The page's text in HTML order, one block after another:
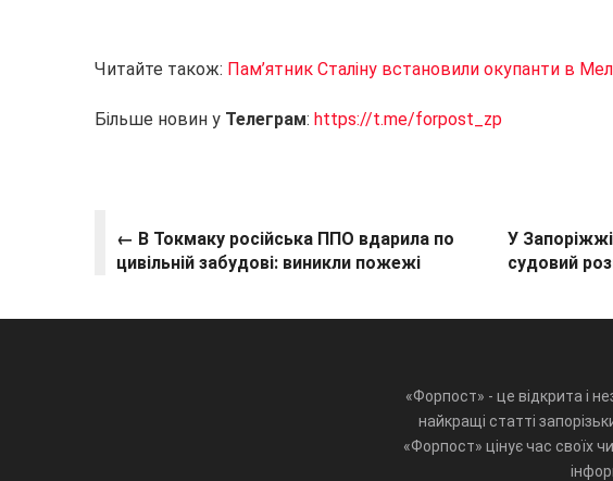
Читайте також: Пам’ятник Сталіну встановили окупанти в
Більше новин у Телеграм: https://t.me/forpost_zp
← В Токмаку російська ППО вдарила по
цивільній забудові: виникли пожежі
У
судовий
«Форпост» - це відкрита і
найкращі статті
«Форпост» цінує час своїх